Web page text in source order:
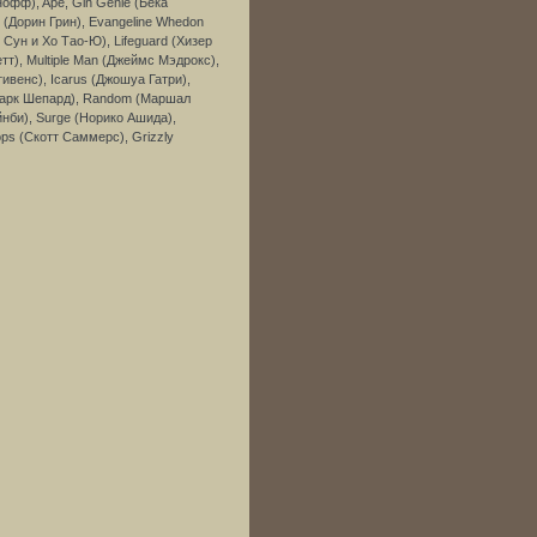
Грин), Evangeline Whedon
Сун и Хо Тао-Ю), Lifeguard (Хизер
Multiple Man (Джеймс Мэдрокс),
Icarus (Джошуа Гатри),
Шепард), Random (Маршал
Surge (Норико Ашида),
(Скотт Саммерс), Grizzly